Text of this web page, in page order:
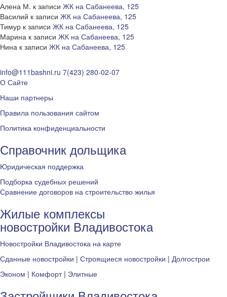
Алена М. к записи ЖК на Сабанеева, 125
Василий к записи ЖК на Сабанеева, 125
Тимур к записи ЖК на Сабанеева, 125
Марина к записи ЖК на Сабанеева, 125
Нина к записи ЖК на Сабанеева, 125
info@111bashni.ru 7(423) 280-02-07
О Сайте
Наши партнеры
Правила пользования сайтом
Политика конфиденциальности
Справочник дольщика
Юридическая поддержка
Подборка судебных решений
Сравнение договоров на строительство жилья
Жилые комплексы
новостройки Владивостока
Новостройки Владивостока на карте
Сданные новостройки | Строящиеся новостройки | Долгострои
Эконом | Комфорт| Элитные